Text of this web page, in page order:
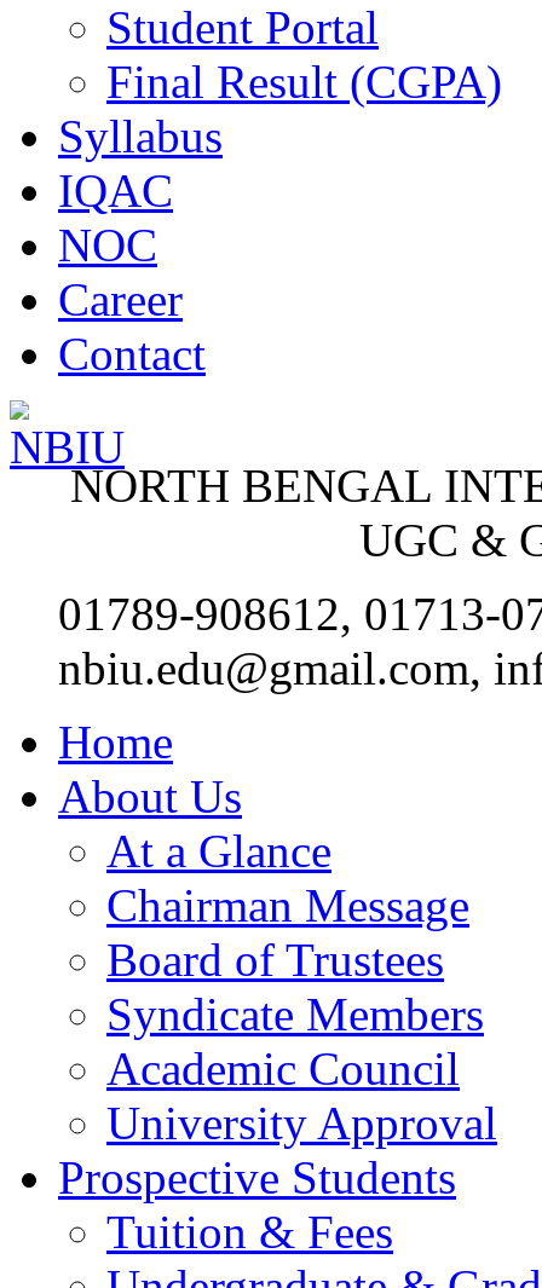
Student Portal
Final Result (CGPA)
Syllabus
IQAC
NOC
Career
Contact
NORTH BENGAL
UGC &
01789-908612, 01713-
nbiu.edu@gmail.com,
Home
About Us
At a Glance
Chairman Message
Board of Trustees
Syndicate Members
Academic Council
University Approval
Prospective Students
Tuition & Fees